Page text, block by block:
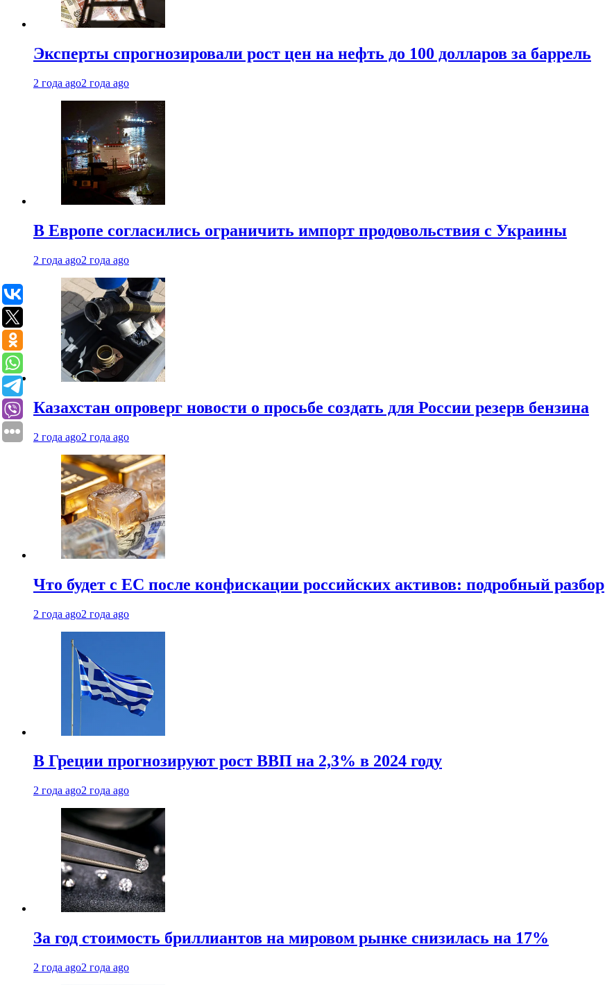
Эксперты спрогнозировали рост цен на нефть до 100 долларов за баррель
2 года ago2 года ago
В Европе согласились ограничить импорт продовольствия с Украины
2 года ago2 года ago
Казахстан опроверг новости о просьбе создать для России резерв бензина
2 года ago2 года ago
Что будет с ЕС после конфискации российских активов: подробный разбор
2 года ago2 года ago
В Греции прогнозируют рост ВВП на 2,3% в 2024 году
2 года ago2 года ago
За год стоимость бриллиантов на мировом рынке снизилась на 17%
2 года ago2 года ago